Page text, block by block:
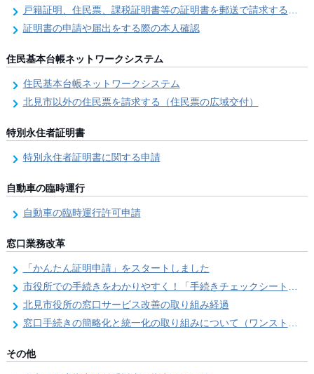
戸籍証明、住民票、課税証明書等の証明書を郵送で請求する際の本人確認
証明書の申請や届出をする際の本人確認
住民基本台帳ネットワークシステム
住民基本台帳ネットワークシステム
北見市以外の住民票を請求する（住民票の広域交付）
特別永住者証明書
特別永住者証明書に関する申請
自動車の臨時運行
自動車の臨時運行許可申請
窓口業務改革
「かんたん証明申請」をスタートしました
市役所での手続きをわかりやすく！「手続きチェックシート」を導入しました
北見市役所の窓口サービス改善の取り組み経過
窓口手続きの簡略化と統一化の取り組みについて（ワンストップサービス推進事業）
その他